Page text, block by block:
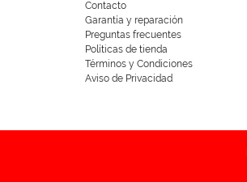
Contacto
Garantía y reparación
Preguntas frecuentes
Políticas de tienda
Términos y Condiciones
Aviso de Privacidad